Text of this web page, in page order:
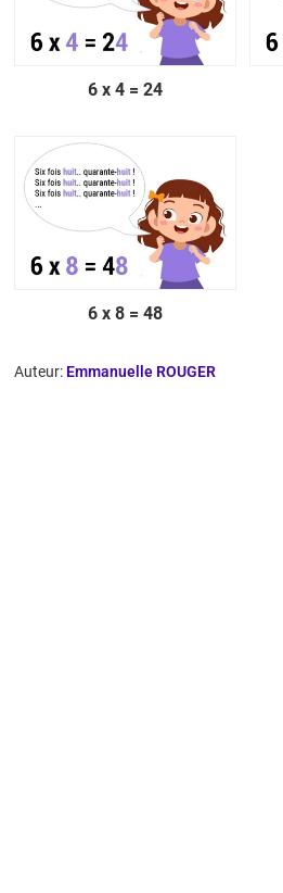
6 x 4 = 24
6 x 8 = 48
Auteur: Emmanuelle ROUGER